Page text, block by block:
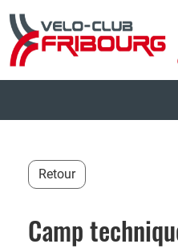
Retour
Camp